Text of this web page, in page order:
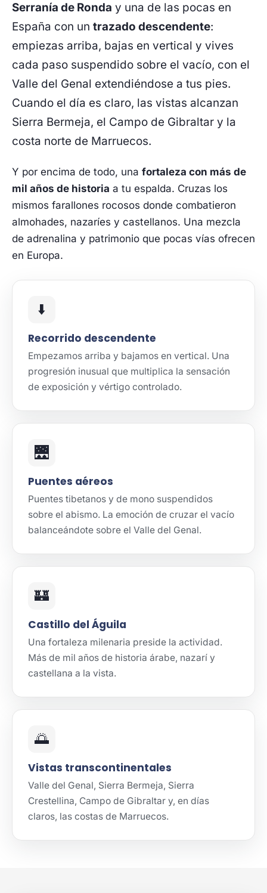
Serranía de Ronda y una de las pocas en
España con un trazado descendente:
empiezas arriba, bajas en vertical y vives
cada paso suspendido sobre el vacío, con el
Valle del Genal extendiéndose a tus pies.
Cuando el día es claro, las vistas alcanzan
Sierra Bermeja, el Campo de Gibraltar y la
costa norte de Marruecos.
Y por encima de todo, una fortaleza con más de
mil años de historia a tu espalda. Cruzas los
mismos farallones rocosos donde combatieron
almohades, nazaríes y castellanos. Una mezcla
de adrenalina y patrimonio que pocas vías ofrecen
en Europa.
⬇️
Recorrido descendente
Empezamos arriba y bajamos en vertical. Una
progresión inusual que multiplica la sensación
de exposición y vértigo controlado.
🌉
Puentes aéreos
Puentes tibetanos y de mono suspendidos
sobre el abismo. La emoción de cruzar el vacío
balanceándote sobre el Valle del Genal.
🏰
Castillo del Águila
Una fortaleza milenaria preside la actividad.
Más de mil años de historia árabe, nazarí y
castellana a la vista.
🌅
Vistas transcontinentales
Valle del Genal, Sierra Bermeja, Sierra
Crestellina, Campo de Gibraltar y, en días
claros, las costas de Marruecos.